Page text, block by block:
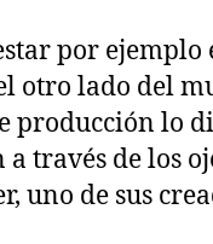
por
otro lado del
producción lo
través de los
uno de sus